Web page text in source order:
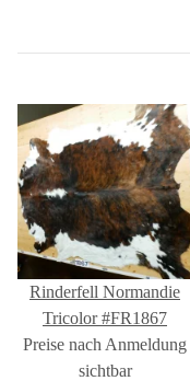
Rinderfell Normandie
Tricolor #FR1867
Preise nach Anmeldung
sichtbar